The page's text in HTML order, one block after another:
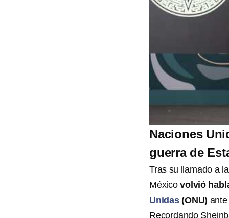
Naciones
guerra de
Tras su llamado a
Méxicovolvió
Unidas(ONU)
Recordando